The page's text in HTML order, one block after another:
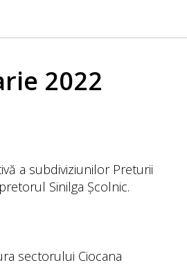
2022
a subdiviziunilor Preturii
Sinilga Școlnic.
sectorului Ciocana